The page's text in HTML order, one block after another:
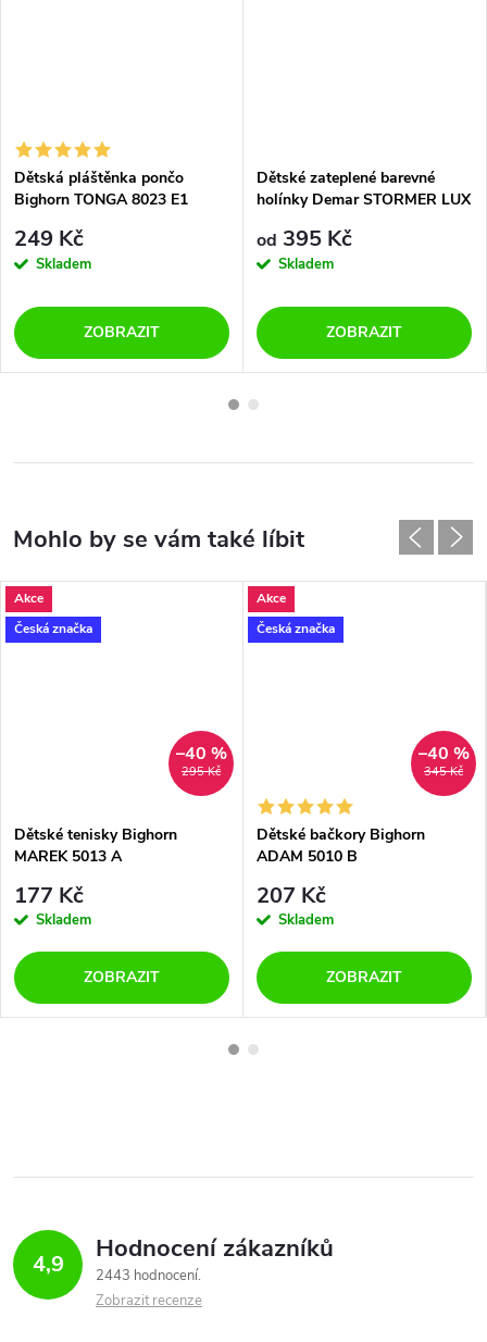
Dětská pláštěnka pončo
Bighorn TONGA 8023 E1
249 Kč
Skladem
ZOBRAZIT
Dětské zateplené barevné
holínky Demar STORMER LUX
transformer
od 395 Kč
Skladem
ZOBRAZIT
Akce
Česká značka
295 Kč
–40 %
Dětské tenisky Bighorn
MAREK 5013 A
177 Kč
Skladem
ZOBRAZIT
Akce
Česká značka
345 Kč
–40 %
Dětské bačkory Bighorn
ADAM 5010 B
207 Kč
Skladem
ZOBRAZIT
4,9 Hodnocení zákazníků
2443 hodnocení
Zobrazit recenze